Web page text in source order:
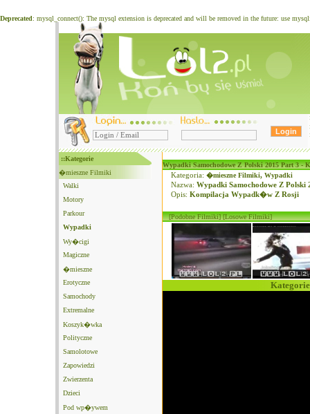
Deprecated: mysql_connect(): The mysql extension is deprecated and will be removed in the future: use
::Kategorie
�mieszne Filmiki
Walki
Motory
Parkour
Wypadki
Wy�cigi
Magiczne
�mieszne
Erotyczne
Samochody
Extremalne
Koszyk�wka
Polityczne
Samolotowe
Zapowiedzi
Zwierzenta
Dzieci
Pod wp�ywem
Wypadki Samochodowe Z Polski 2015 Part 3
Kategoria: �mieszne Filmiki, Wypadki
Nazwa: Wypadki Samochodowe Z
Opis: Kompilacja Wypadk�w Z Rosji
[Podobne Filmiki] [Losowe Filmiki]